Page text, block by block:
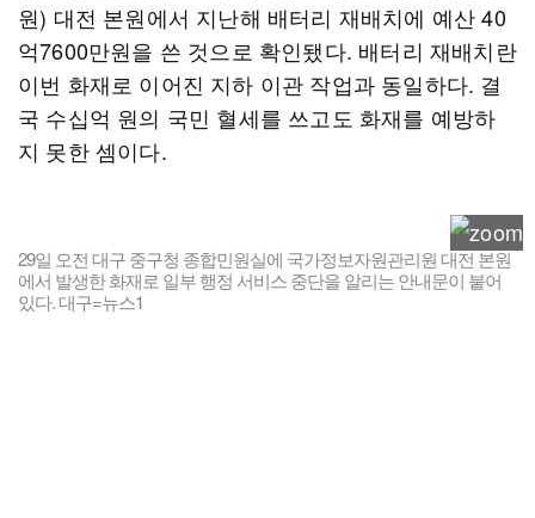
원) 대전 본원에서 지난해 배터리 재배치에 예산 40
억7600만원을 쓴 것으로 확인됐다. 배터리 재배치란
이번 화재로 이어진 지하 이관 작업과 동일하다. 결
국 수십억 원의 국민 혈세를 쓰고도 화재를 예방하
지 못한 셈이다.
29일 오전 대구 중구청 종합민원실에 국가정보자원관리원 대전 본원
에서 발생한 화재로 일부 행정 서비스 중단을 알리는 안내문이 붙어
있다. 대구=뉴스1